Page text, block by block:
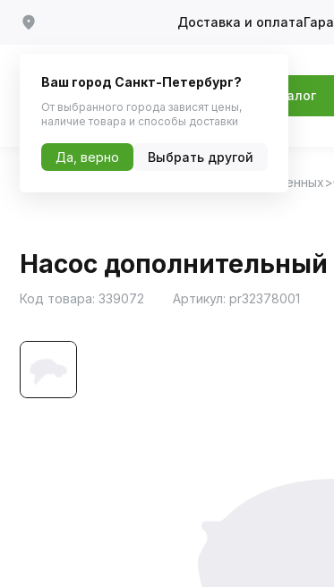
Доставка и оплата
Каталог
Запчасти для отечественных
Насос дополнительный
Код товара: 339072 Артикул: pr32378001
Ваш город Санкт-Петербург?
От выбранного города зависят цены,
наличие товара и способы доставки
Да, верно Выбрать другой